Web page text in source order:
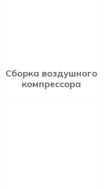
Сборка воздушного
компрессора